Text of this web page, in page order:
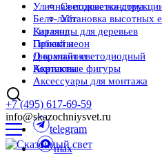
Световые
Установка высотных
Каталог
Проекты
О компании
Контакты
telegram
max
Уличная подсветка дома
Белт-лайт
Гирлянды для деревьев
Гибкий неон
Дюралайт светодиодный
Акриловые фигуры
Аксессуары для монтажа
+7 (495) 617-69-59
info@skazochniysvet.ru